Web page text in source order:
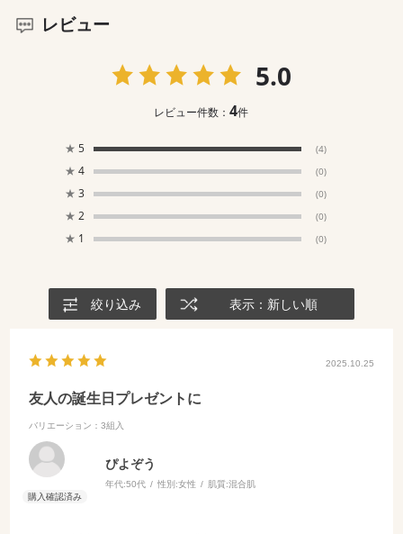
レビュー
5.0
レビュー件数：4件
★ 5 (4)
★ 4 (0)
★ 3 (0)
★ 2 (0)
★ 1 (0)
絞り込み 表示：新しい順
2025.10.25
友人の誕生日プレゼントに
バリエーション：3組入
ぴよぞう
年代:50代 性別:女性 肌質:混合肌